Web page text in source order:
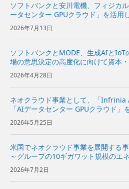
ソフトバンクと安川電機、フィジカ
ータセンター GPUクラウド」を活用
システムを実証～NVIDIAと協力し、
からAIの学習・評価、実機への適用
2026年7月13日
ソフトバンクとMODE、生成AIと
場の意思決定の高度化に向けて資本
2026年4月28日
ネオクラウド事業として、「Infrinia
「AIデータセンター GPUクラウド」
AIモデルの開発から推論、データ処
ドを効率的かつ柔軟に実行可能～ ...
2026年5月25日
米国でネオクラウド事業を展開する
～グループの10ギガワット規模のエ
基に、米国の企業向けにネオクラウド
2026年7月2日